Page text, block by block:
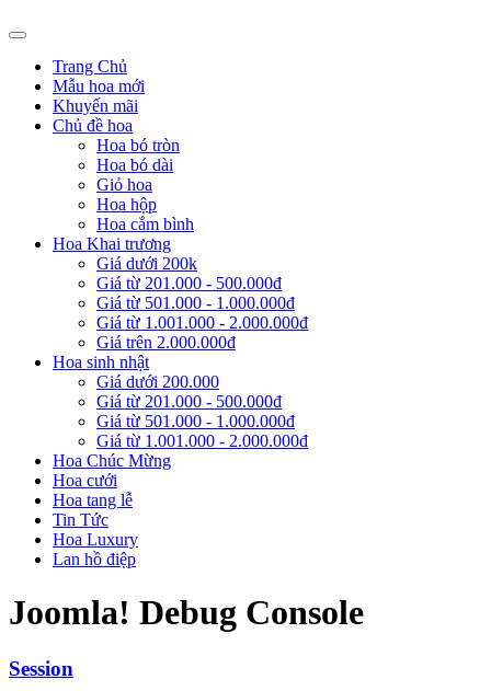
Trang Chủ
Mẫu hoa mới
Khuyến mãi
Chủ đề hoa
Hoa bó tròn
Hoa bó dài
Giỏ hoa
Hoa hộp
Hoa cắm bình
Hoa Khai trương
Giá dưới 200k
Giá từ 201.000 - 500.000đ
Giá từ 501.000 - 1.000.000đ
Giá từ 1.001.000 - 2.000.000đ
Giá trên 2.000.000đ
Hoa sinh nhật
Giá dưới 200.000
Giá từ 201.000 - 500.000đ
Giá từ 501.000 - 1.000.000đ
Giá từ 1.001.000 - 2.000.000đ
Hoa Chúc Mừng
Hoa cưới
Hoa tang lễ
Tin Tức
Hoa Luxury
Lan hồ điệp
Joomla! Debug Console
Session